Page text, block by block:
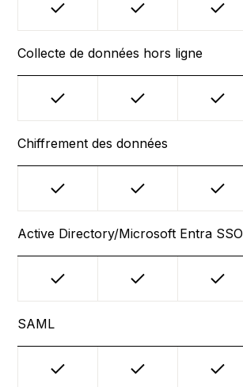
Collecte de données hors ligne
Chiffrement des données
Active Directory/Microsoft Entra SSO
SAML